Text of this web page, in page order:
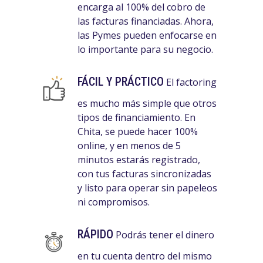
encarga al 100% del cobro de
las facturas financiadas. Ahora,
las Pymes pueden enfocarse en
lo importante para su negocio.
FÁCIL Y PRÁCTICO El factoring
es mucho más simple que otros
tipos de financiamiento. En
Chita, se puede hacer 100%
online, y en menos de 5
minutos estarás registrado,
con tus facturas sincronizadas
y listo para operar sin papeleos
ni compromisos.
RÁPIDO Podrás tener el dinero
en tu cuenta dentro del mismo